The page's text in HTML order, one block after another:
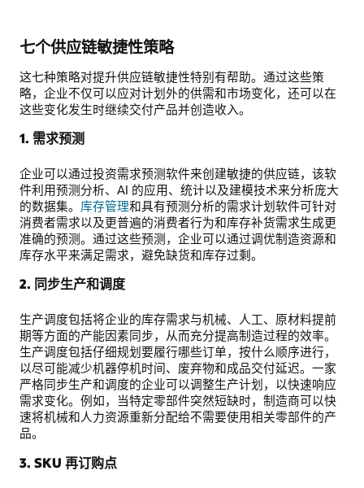
七个供应链敏捷性策略
这七种策略对提升供应链敏捷性特别有帮助。通过这些策
略，企业不仅可以应对计划外的供需和市场变化，还可以在
这些变化发生时继续交付产品并创造收入。
1. 需求预测
企业可以通过投资需求预测软件来创建敏捷的供应链，该软
件利用预测分析、AI 的应用、统计以及建模技术来分析庞大
的数据集。 库存管理和具有预测分析的需求计划软件可针对
消费者需求以及更普遍的消费者行为和库存补货需求生成更
准确的预测。通过这些预测，企业可以通过调优制造资源和
库存水平来满足需求，避免缺货和库存过剩。
2. 同步生产和调度
生产调度包括将企业的库存需求与机械、人工、原材料提前
期等方面的产能因素同步，从而充分提高制造过程的效率。
生产调度包括仔细规划要履行哪些订单，按什么顺序进行，
以尽可能减少机器停机时间、废弃物和成品交付延迟。一家
严格同步生产和调度的企业可以调整生产计划，以快速响应
需求变化。例如，当特定零部件突然短缺时，制造商可以快
速将机械和人力资源重新分配给不需要使用相关零部件的产
品。
3. SKU 再订购点